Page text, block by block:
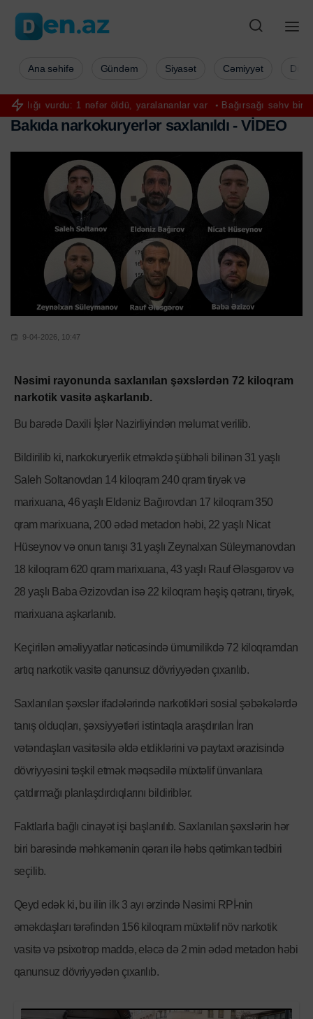
nəfər öldü, yaralananlar var Bağırsağı səhv birləşdirdi, xəstəni
Ana səhifə Gündəm Siyasət Cəmiyyət
Bakıda narkokuryerlər saxlanıldı - VİDEO
9-04-2026, 10:47
Nəsimi rayonunda saxlanılan şəxslərdən 72 kiloqram
narkotik vasitə aşkarlanıb.
Bu barədə Daxili İşlər Nazirliyindən məlumat verilib.
Bildirilib ki, narkokuryerlik etməkdə şübhəli bilinən 31 yaşlı
Saleh Soltanovdan 14 kiloqram 240 qram tiryək və
marixuana, 46 yaşlı Eldəniz Bağırovdan 17 kiloqram 350
qram marixuana, 200 ədəd metadon həbi, 22 yaşlı Nicat
Hüseynov və onun tanışı 31 yaşlı Zeynalxan Süleymanovdan
18 kiloqram 620 qram marixuana, 43 yaşlı Rauf Ələsgərov və
28 yaşlı Baba Əzizovdan isə 22 kiloqram həşiş qətranı, tiryək,
marixuana aşkarlanıb.
Keçirilən əməliyyatlar nəticəsində ümumilikdə 72 kiloqramdan
artıq narkotik vasitə qanunsuz dövriyyədən çıxarılıb.
Saxlanılan şəxslər ifadələrində narkotikləri sosial şəbəkələrdə
tanış olduqları, şəxsiyyətləri istintaqla araşdırılan İran
vətəndaşları vasitəsilə əldə etdiklərini və paytaxt ərazisində
dövriyyəsini təşkil etmək məqsədilə müxtəlif ünvanlara
çatdırmağı planlaşdırdıqlarını bildiriblər.
Faktlarla bağlı cinayət işi başlanılıb. Saxlanılan şəxslərin hər
biri barəsində məhkəmənin qərarı ilə həbs qətimkan tədbiri
seçilib.
Qeyd edək ki, bu ilin ilk 3 ayı ərzində Nəsimi RPİ-nin
əməkdaşları tərəfindən 156 kiloqram müxtəlif növ narkotik
vasitə və psixotrop maddə, eləcə də 2 min ədəd metadon həbi
qanunsuz dövriyyədən çıxarılıb.